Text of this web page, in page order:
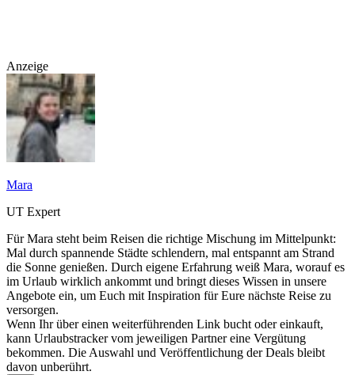
Anzeige
Mara
UT Expert
Für Mara steht beim Reisen die richtige Mischung im Mittelpunkt:
Mal durch spannende Städte schlendern, mal entspannt am Strand
die Sonne genießen. Durch eigene Erfahrung weiß Mara, worauf es
im Urlaub wirklich ankommt und bringt dieses Wissen in unsere
Angebote ein, um Euch mit Inspiration für Eure nächste Reise zu
versorgen.
Wenn Ihr über einen weiterführenden Link bucht oder einkauft,
kann Urlaubstracker vom jeweiligen Partner eine Vergütung
bekommen. Die Auswahl und Veröffentlichung der Deals bleibt
davon unberührt.